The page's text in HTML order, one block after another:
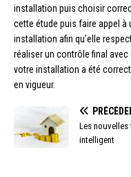
installation puis choisir
cette étude puis faire appel
installation afin qu’elle
réaliser un contrôle final
votre installation a été
en vigueur.
Les
intelligent